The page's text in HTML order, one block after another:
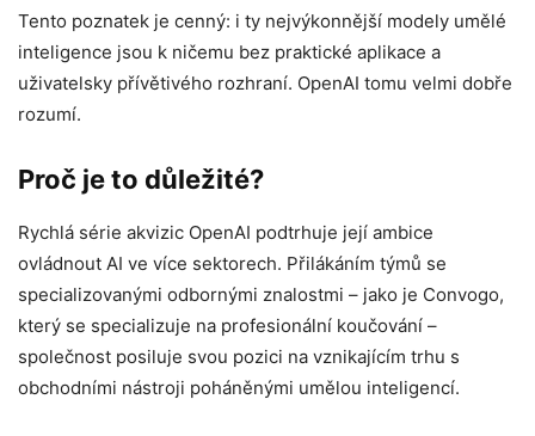
Tento poznatek je cenný: i ty nejvýkonnější modely umělé
inteligence jsou k ničemu bez praktické aplikace a
uživatelsky přívětivého rozhraní. OpenAI tomu velmi dobře
rozumí.
Proč je to důležité?
Rychlá série akvizic OpenAI podtrhuje její ambice
ovládnout AI ve více sektorech. Přilákáním týmů se
specializovanými odbornými znalostmi – jako je Convogo,
který se specializuje na profesionální koučování –
společnost posiluje svou pozici na vznikajícím trhu s
obchodními nástroji poháněnými umělou inteligencí.